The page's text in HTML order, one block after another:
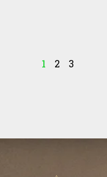
1 2 3